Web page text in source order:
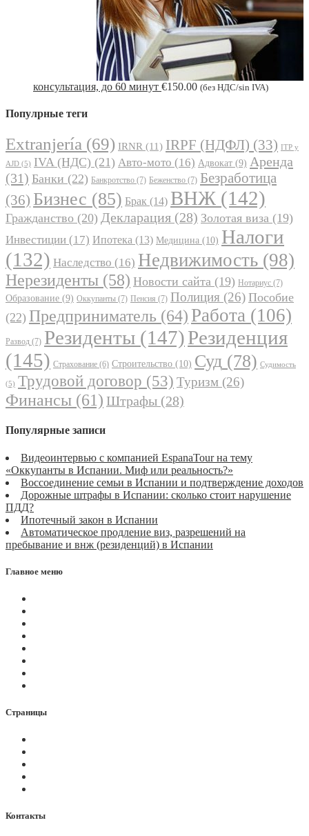
консультация, до 60 минут €150.00 (без НДС/sin IVA)
Популрные теги
Extranjería (69) IRNR (11) IRPF (НДФЛ) (33) ITP y
AJD (5) IVA (НДС) (21) Авто-мото (16) Адвокат (9) Аренда
(31) Банки (22) Банкротство (7) Беженство (7) Безработица
(36) Бизнес (85) Брак (14) ВНЖ (142)
Гражданство (20) Декларация (28) Золотая виза (19)
Инвестиции (17) Ипотека (13) Медицина (10) Налоги
(132) Наследство (16) Недвижимость (98)
Нерезиденты (58) Новости сайта (19) Нотариус (7)
Образование (9) Оккупанты (7) Пенсия (7) Полиция (26) Пособие
(22) Предприниматель (64) Работа (106)
Развод (7) Резиденты (147)Резиденция
(145) Страхование (6) Строительство (10) Суд (78) Судимость
(5) Трудовой договор (53) Туризм (26)
Финансы (61) Штрафы (28)
Популярные записи
Видеоинтервью с компанией EspanaTour на тему
«Оккупанты в Испании. Миф или реальность?»
Воссоединение семьи в Испании и подтверждение доходов
Дорожные штрафы в Испании: сколько стоит нарушение
ПДД?
Ипотечный закон в Испании
Автоматическое продление виз, разрешений на
пребывание и внж (резиденций) в Испании
Главное меню
Страницы
Контакты